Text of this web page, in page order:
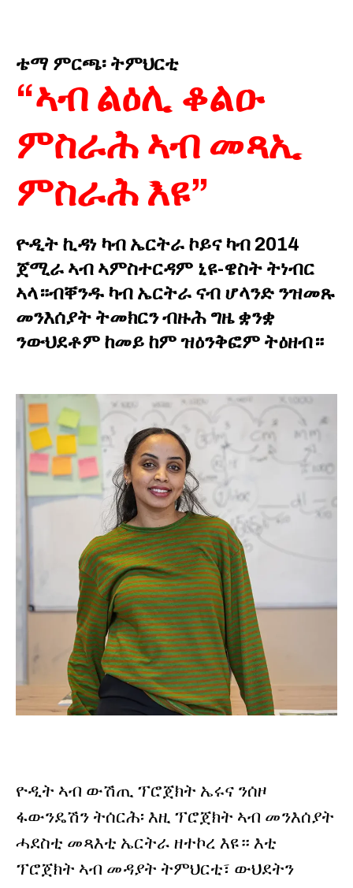
ቴማ ምርጫ፡ ትምህርቲ
“ኣብ ልዕሊ ቆልዑ
ምስራሕ ኣብ መጻኢ
ምስራሕ እዩ”
ዮዲት ኪዳነ ካብ ኤርትራ ኮይና ካብ 2014
ጀሚራ ኣብ ኣምስተርዳም ኒዩ-ዌስት ትነብር
ኣላ።ብቐንዱ ካብ ኤርትራ ናብ ሆላንድ ንዝመጹ
መንእሰያት ትመክርን ብዙሕ ግዜ ቋንቋ
ንውህደቶም ከመይ ከም ዝዕንቅፎም ትዕዘብ።
ዮዲት ኣብ ውሽጢ ፕሮጀክት ኤሩና ንሰዞ
ፋውንዴሽን ትሰርሕ፡ እዚ ፕሮጀክት ኣብ መንእሰያት
ሓደስቲ መጻእቲ ኤርትራ ዘተኮረ እዩ። እቲ
ፕሮጀክት ኣብ መዳያት ትምህርቲ፣ ውህደትን